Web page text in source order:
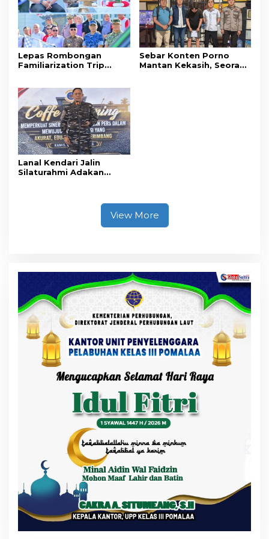
Tanpa Izin ke Kejaksaan
Lepas Rombongan
Familiarization Trip
Gerakkan Ekonomi
Daerah
Sebar Konten Porno
Mantan Kekasih, Seorang
Lanal Kendari Jalin
Silaturahmi Adakan
View More